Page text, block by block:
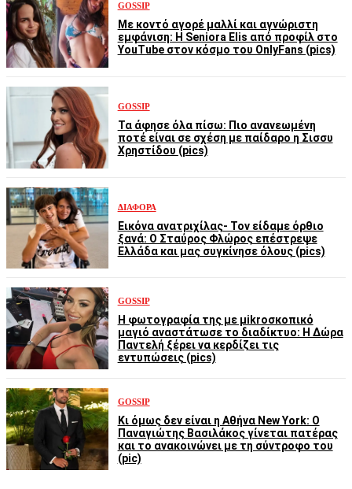
GOSSIP
Με κοντό αγορέ μαλλί και αγνώριστη
εμφάνιση: Η Seniora Elis από προφίλ στο
YouTube στον κόσμο του OnlyFans (pics)
GOSSIP
Τα άφησε όλα πίσω: Πιο ανανεωμένη
ποτέ είναι σε σχέση με παίδαρο η Σισσυ
Χρηστίδου (pics)
ΔΙΆΦΟΡΑ
Εικόνα ανατριχίλας- Τον είδαμε όρθιο
ξανά: Ο Σταύρος Φλώρος επέστρεψε
Ελλάδα και μας συγκίνησε όλους (pics)
GOSSIP
Η φωτογραφία της με μikroσκοπικό
μαγιό αναστάτωσε το διαδίκτυο: Η Δώρα
Παντελή ξέρει να κερδίζει τις
εντυπώσεις (pics)
GOSSIP
Κι όμως δεν είναι η Αθήνα New York: Ο
Παναγιώτης Βασιλάκος γίνεται πατέρας
και το ανακοινώνει με τη σύντροφο του
(pic)